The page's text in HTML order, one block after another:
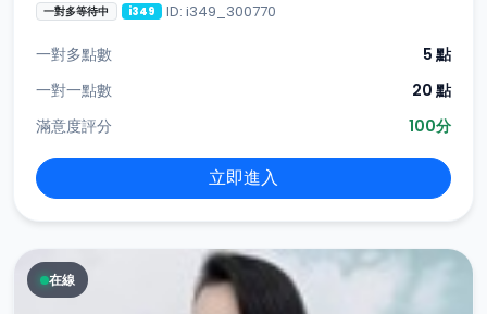
一對多等待中 i349 ID: i349_300770
一對多點數
5 點
一對一點數
20 點
滿意度評分
100分
立即進入
在線